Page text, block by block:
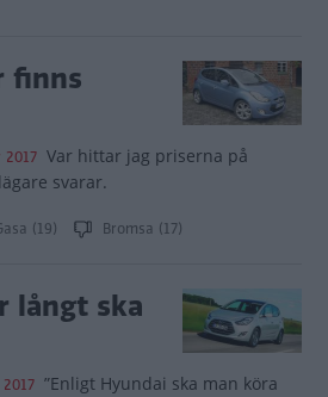
finns
Var hittar jag priserna på
svarar.
(19) Bromsa (17)
långt ska
”Enligt Hyundai ska man köra